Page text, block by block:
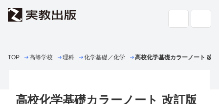
検索
高校教科書・ 副教材
TOP 高等学校 理科 化学基礎／化学 高校化学基礎カラーノート 改
高校化学基礎カラーノート 改訂版